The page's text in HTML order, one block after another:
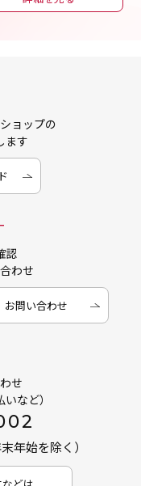
ョップの
ます
認
わせ
お問い合わせ
せ
など）
末年始を除く）